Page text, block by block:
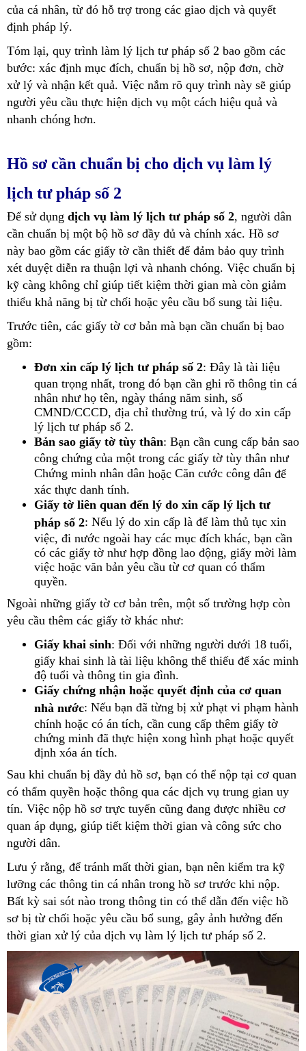
của cá nhân, từ đó hỗ trợ trong các giao dịch và quyết
định pháp lý.
Tóm lại, quy trình làm lý lịch tư pháp số 2 bao gồm các
bước: xác định mục đích, chuẩn bị hồ sơ, nộp đơn, chờ
xử lý và nhận kết quả. Việc nắm rõ quy trình này sẽ giúp
người yêu cầu thực hiện dịch vụ một cách hiệu quả và
nhanh chóng hơn.
Hồ sơ cần chuẩn bị cho dịch vụ làm lý
lịch tư pháp số 2
Để sử dụng dịch vụ làm lý lịch tư pháp số 2, người dân
cần chuẩn bị một bộ hồ sơ đầy đủ và chính xác. Hồ sơ
này bao gồm các giấy tờ cần thiết để đảm bảo quy trình
xét duyệt diễn ra thuận lợi và nhanh chóng. Việc chuẩn bị
kỹ càng không chỉ giúp tiết kiệm thời gian mà còn giảm
thiểu khả năng bị từ chối hoặc yêu cầu bổ sung tài liệu.
Trước tiên, các giấy tờ cơ bản mà bạn cần chuẩn bị bao
gồm:
Đơn xin cấp lý lịch tư pháp số 2: Đây là tài liệu
quan trọng nhất, trong đó bạn cần ghi rõ thông tin cá
nhân như họ tên, ngày tháng năm sinh, số
CMND/CCCD, địa chỉ thường trú, và lý do xin cấp
lý lịch tư pháp số 2.
Bản sao giấy tờ tùy thân: Bạn cần cung cấp bản sao
công chứng của một trong các giấy tờ tùy thân như
Chứng minh nhân dân hoặc Căn cước công dân để
xác thực danh tính.
Giấy tờ liên quan đến lý do xin cấp lý lịch tư
pháp số 2: Nếu lý do xin cấp là để làm thủ tục xin
việc, đi nước ngoài hay các mục đích khác, bạn cần
có các giấy tờ như hợp đồng lao động, giấy mời làm
việc hoặc văn bản yêu cầu từ cơ quan có thẩm
quyền.
Ngoài những giấy tờ cơ bản trên, một số trường hợp còn
yêu cầu thêm các giấy tờ khác như:
Giấy khai sinh: Đối với những người dưới 18 tuổi,
giấy khai sinh là tài liệu không thể thiếu để xác minh
độ tuổi và thông tin gia đình.
Giấy chứng nhận hoặc quyết định của cơ quan
nhà nước: Nếu bạn đã từng bị xử phạt vi phạm hành
chính hoặc có án tích, cần cung cấp thêm giấy tờ
chứng minh đã thực hiện xong hình phạt hoặc quyết
định xóa án tích.
Sau khi chuẩn bị đầy đủ hồ sơ, bạn có thể nộp tại cơ quan
có thẩm quyền hoặc thông qua các dịch vụ trung gian uy
tín. Việc nộp hồ sơ trực tuyến cũng đang được nhiều cơ
quan áp dụng, giúp tiết kiệm thời gian và công sức cho
người dân.
Lưu ý rằng, để tránh mất thời gian, bạn nên kiểm tra kỹ
lưỡng các thông tin cá nhân trong hồ sơ trước khi nộp.
Bất kỳ sai sót nào trong thông tin có thể dẫn đến việc hồ
sơ bị từ chối hoặc yêu cầu bổ sung, gây ảnh hưởng đến
thời gian xử lý của dịch vụ làm lý lịch tư pháp số 2.